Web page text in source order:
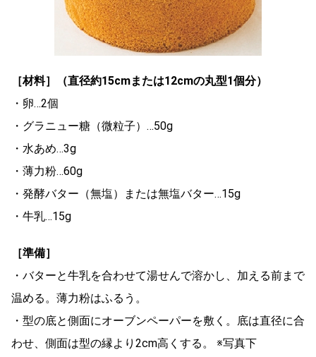
［材料］（直径約15cmまたは12cmの丸型1個分）
・卵…2個
・グラニュー糖（微粒子）…50g
・水あめ…3g
・薄力粉…60g
・発酵バター（無塩）または無塩バター…15g
・牛乳…15g
［準備］
・バターと牛乳を合わせて湯せんで溶かし、加える前まで
温める。薄力粉はふるう。
・型の底と側面にオーブンペーパーを敷く。底は直径に合
わせ、側面は型の縁より2cm高くする。 ※写真下